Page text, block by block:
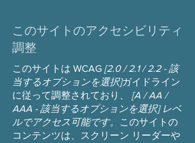
このサイトのアクセシビリティ
調整
このサイトは WCAG [2.0 / 2.1 / 2.2 - 該
当するオプションを選択]ガイドライン
に従って調整されており、 [A / AA /
AAA - 該当するオプションを選択] レベ
ルでアクセス可能です。
このサイトの
コンテンツは、スクリーン リーダーや